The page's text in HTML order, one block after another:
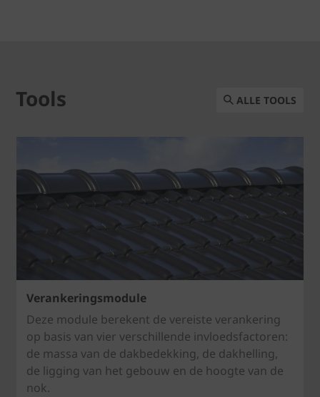
Tools ALLE TOOLS
Verankeringsmodule
Deze module berekent de vereiste verankering
op basis van vier verschillende invloedsfactoren:
de massa van de dakbedekking, de dakhelling,
de ligging van het gebouw en de hoogte van de
nok.